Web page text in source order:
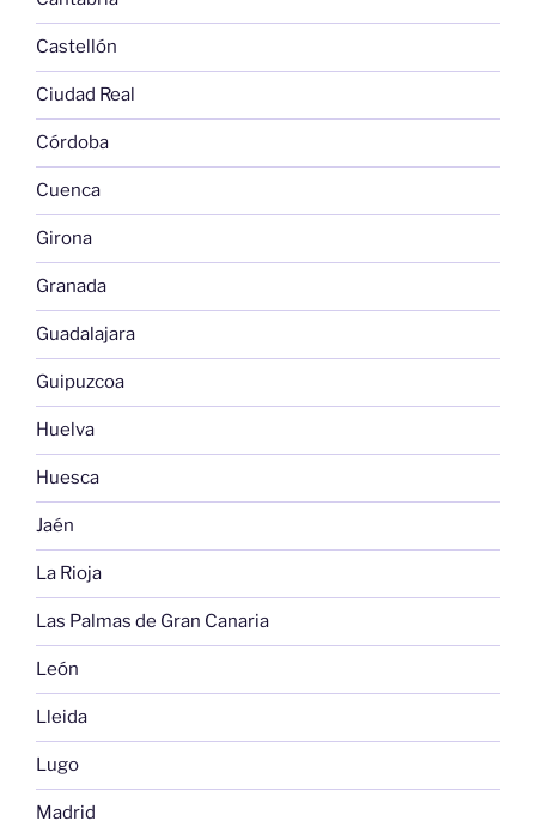
Castellón
Ciudad Real
Córdoba
Cuenca
Girona
Granada
Guadalajara
Guipuzcoa
Huelva
Huesca
Jaén
La Rioja
Las Palmas de Gran Canaria
León
Lleida
Lugo
Madrid